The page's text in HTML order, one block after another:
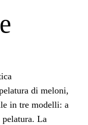
di meloni,
in tre modelli: a
pelatura. La